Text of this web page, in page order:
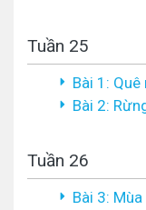
Tuần 25
Bài 1:
Bài 2:
Tuần 26
Bài 3: